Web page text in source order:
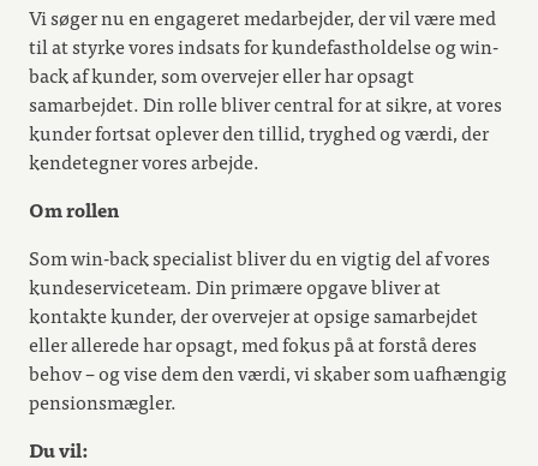
Vi søger nu en engageret medarbejder, der vil være med
til at styrke vores indsats for kundefastholdelse og win-
back af kunder, som overvejer eller har opsagt
samarbejdet. Din rolle bliver central for at sikre, at vores
kunder fortsat oplever den tillid, tryghed og værdi, der
kendetegner vores arbejde.
Om rollen
Som win-back specialist bliver du en vigtig del af vores
kundeserviceteam. Din primære opgave bliver at
kontakte kunder, der overvejer at opsige samarbejdet
eller allerede har opsagt, med fokus på at forstå deres
behov – og vise dem den værdi, vi skaber som uafhængig
pensionsmægler.
Du vil: